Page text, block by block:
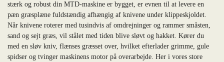
stærk og robust din MTD-maskine er bygget, er evnen til at levere en
pæn græsplæne fuldstændig afhængig af knivene under klippeskjoldet.
Når knivene roterer med tusindvis af omdrejninger og rammer småsten,
sand og sejt græs, vil stålet med tiden blive sløvt og hakket. Kører du
med en sløv kniv, flænses græsset over, hvilket efterlader grimme, gule
spidser og tvinger maskinens motor på overarbejde. Her i vores store